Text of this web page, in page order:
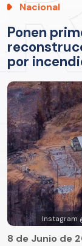
Nacional
Ponen
por
Instagram
8 de Junio de